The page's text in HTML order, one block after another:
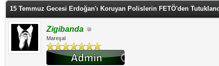
15 Temmuz Gecesi Erdoğan'ı Koruyan Polislerin FETÖ'den
Zigibanda
Mareşal